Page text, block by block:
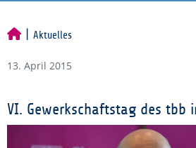
Aktuelles
13. April 2015
VI. Gewerkschaftstag des tbb